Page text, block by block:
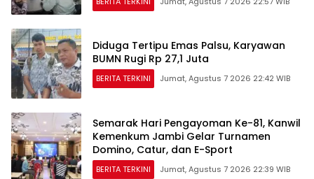
Diduga Tertipu Emas Palsu, Karyawan
BUMN Rugi Rp 27,1 Juta
BERITA TERKINI Jumat, Agustus 7 2026 22:42 WIB
Semarak Hari Pengayoman Ke-81, Kanwil
Kemenkum Jambi Gelar Turnamen
Domino, Catur, dan E-Sport
BERITA TERKINI Jumat, Agustus 7 2026 22:39 WIB